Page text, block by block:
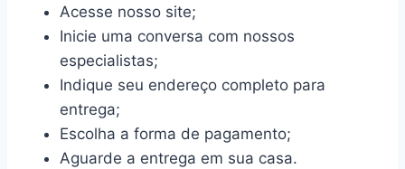
Acesse nosso site;
Inicie uma conversa com nossos
especialistas;
Indique seu endereço completo para
entrega;
Escolha a forma de pagamento;
Aguarde a entrega em sua casa.